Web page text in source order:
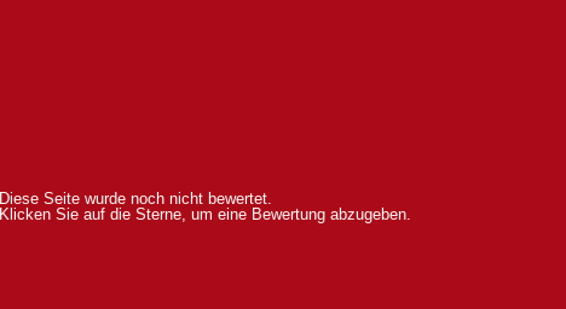
Diese Seite wurde noch nicht bewertet.
Klicken Sie auf die Sterne, um eine Bewertung abzugeben.